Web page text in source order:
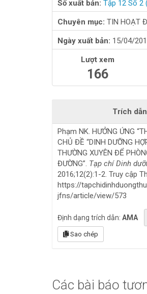
Số xuất bản: Tập 12 Số 2
Chuyên mục: TIN HOẠT
Ngày xuất bản: 15/04/
Lượt xem
166
Trích
Phạm NK. HƯỞNG ỨNG
CHỦ ĐỀ “DINH DƯỠNG
THƯỜNG XUYÊN ĐỂ
ĐƯỜNG”. Tạp chí Dinh
2016;12(2):1-2. Truy cập
https://
jfns/article/view/573
Định dạng trích dẫn: AMA
Sao chép
Các bài báo